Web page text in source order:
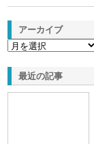
アーカイブ
最近の記事